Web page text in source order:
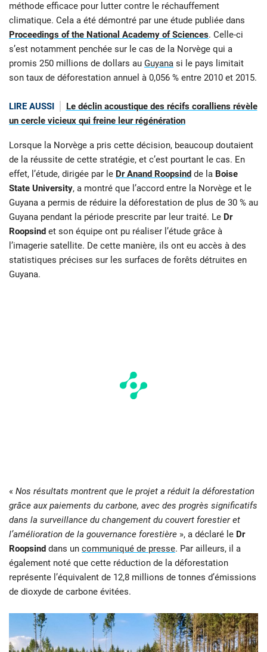
méthode efficace pour lutter contre le réchauffement
climatique. Cela a été démontré par une étude publiée dans
Proceedings of the National Academy of Sciences. Celle-ci
s’est notamment penchée sur le cas de la Norvège qui a
promis 250 millions de dollars au Guyana si le pays limitait
son taux de déforestation annuel à 0,056 % entre 2010 et 2015.
LIRE AUSSI
Le déclin acoustique des récifs coralliens révèle
un cercle vicieux qui freine leur régénération
Lorsque la Norvège a pris cette décision, beaucoup doutaient
de la réussite de cette stratégie, et c’est pourtant le cas. En
effet, l’étude, dirigée par le Dr Anand Roopsind de la Boise
State University, a montré que l’accord entre la Norvège et le
Guyana a permis de réduire la déforestation de plus de 30 % au
Guyana pendant la période prescrite par leur traité. Le Dr
Roopsind et son équipe ont pu réaliser l’étude grâce à
l’imagerie satellite. De cette manière, ils ont eu accès à des
statistiques précises sur les surfaces de forêts détruites en
Guyana.
« Nos résultats montrent que le projet a réduit la déforestation
grâce aux paiements du carbone, avec des progrès significatifs
dans la surveillance du changement du couvert forestier et
l’amélioration de la gouvernance forestière », a déclaré le Dr
Roopsind dans un communiqué de presse. Par ailleurs, il a
également noté que cette réduction de la déforestation
représente l’équivalent de 12,8 millions de tonnes d’émissions
de dioxyde de carbone évitées.